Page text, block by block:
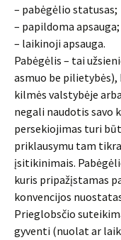
– pabėgėlio statusas;
– papildoma apsauga;
– laikinoji apsauga.
Pabėgėlis – tai
asmuo be
kilmės valstybėje
negali naudotis savo
persekiojimas turi
priklausymu tam
įsitikinimais.
kuris pripažįstamas
konvencijos
Prieglobsčio
gyventi (nuolat ar